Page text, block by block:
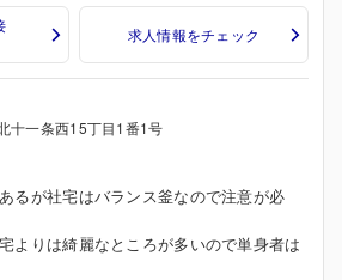
求人情報をチェック
十一条西15丁目1番1号
るが社宅はバランス釜なので注意が必
よりは綺麗なところが多いので単身者は